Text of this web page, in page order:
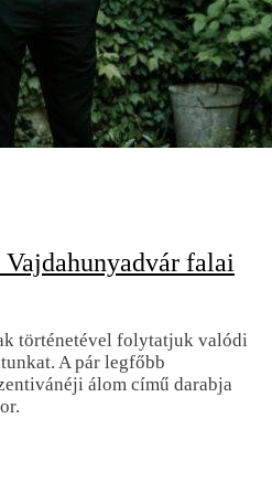
falai
történetével folytatjuk valódi
A pár legfőbb
álom című darabja